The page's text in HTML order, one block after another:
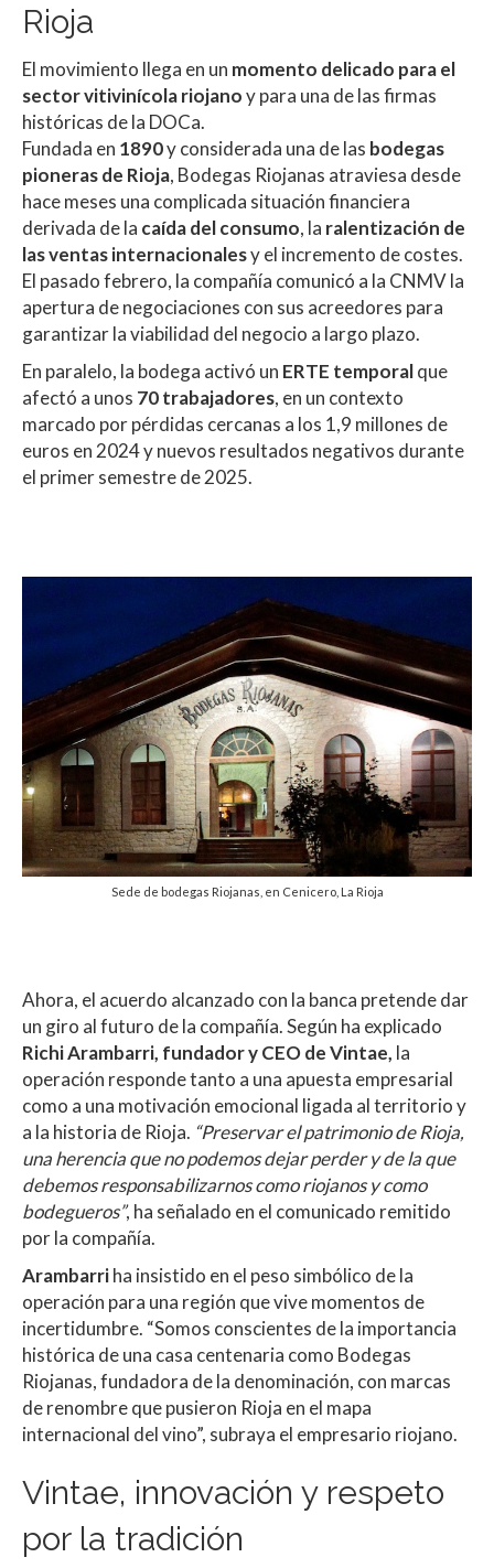
Rioja
El movimiento llega en un momento delicado para el
sector vitivinícola riojanoy para una de las firmas
históricas de la DOCa.
Fundada en 1890y considerada una de las bodegas
pioneras de Rioja, Bodegas Riojanas atraviesa desde
hace meses una complicada situación financiera
derivada de la caída del consumo, la ralentización de
las ventas internacionalesy el incremento de costes.
El pasado febrero, la compañía comunicó a la CNMV la
apertura de negociaciones con sus acreedores para
garantizar la viabilidad del negocio a largo plazo.
En paralelo, la bodega activó un ERTE temporalque
afectó a unos 70 trabajadores, en un contexto
marcado por pérdidas cercanas a los 1,9 millones de
euros en 2024 y nuevos resultados negativos durante
el primer semestre de 2025.
Sede de bodegas Riojanas, en Cenicero, La Rioja
Ahora, el acuerdo alcanzado con la banca pretende dar
un giro al futuro de la compañía. Según ha explicado
Richi Arambarri, fundador y CEO de Vintae, la
operación responde tanto a una apuesta empresarial
como a una motivación emocional ligada al territorio y
a la historia de Rioja. “Preservar el patrimonio de Rioja,
una herencia que no podemos dejar perder y de la que
debemos responsabilizarnos como riojanos y como
bodegueros”, ha señalado en el comunicado remitido
por la compañía.
Arambarriha insistido en el peso simbólico de la
operación para una región que vive momentos de
incertidumbre. “Somos conscientes de la importancia
histórica de una casa centenaria como Bodegas
Riojanas, fundadora de la denominación, con marcas
de renombre que pusieron Rioja en el mapa
internacional del vino”, subraya el empresario riojano.
Vintae, innovación y respeto
por la tradición